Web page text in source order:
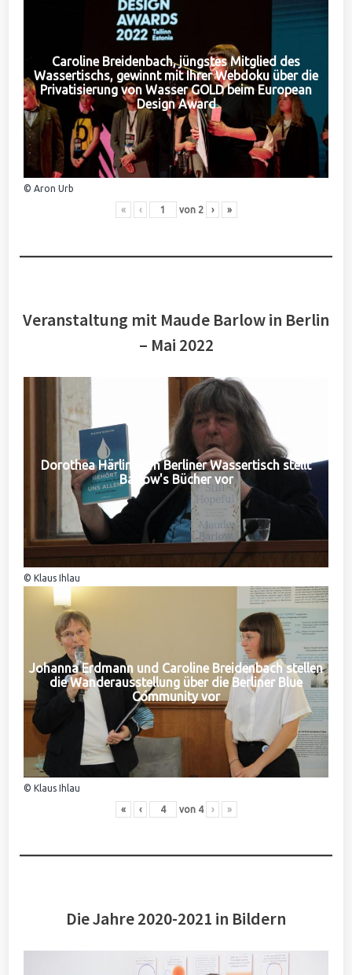
Caroline Breidenbach, jüngstes Mitglied des
Wassertischs, gewinnt mit Ihrer Webdoku über die
Privatisierung von Wasser GOLD beim European
Design Award
© Aron Urb
« ‹ von 2 › »
Veranstaltung mit Maude Barlow in Berlin
– Mai 2022
Dorothea Härlin vom Berliner Wassertisch stellt
Barlow's Bücher vor
© Klaus Ihlau
Johanna Erdmann und Caroline Breidenbach stellen
die Wanderausstellung über die Berliner Blue
Community vor
© Klaus Ihlau
« ‹ von 4 › »
Die Jahre 2020-2021 in Bildern